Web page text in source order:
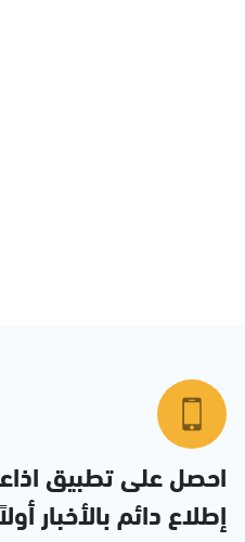
احصل على تطبيق
إطلاع دائم بالأخبار